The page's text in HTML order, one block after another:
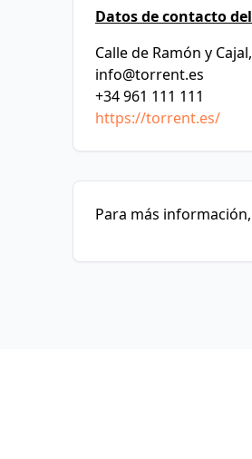
Datos de contacto
Calle de Ramón y
info@torrent.es
+34 961 111 111
https://torrent.es/
Para más